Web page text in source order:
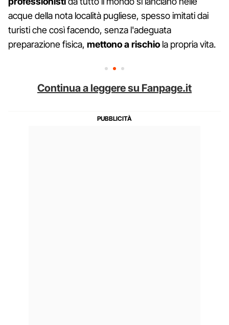
acque della nota località pugliese, spesso imitati dai
turisti che così facendo, senza l'adeguata
preparazione fisica, mettono a rischio la propria vita.
Continua a leggere su Fanpage.it